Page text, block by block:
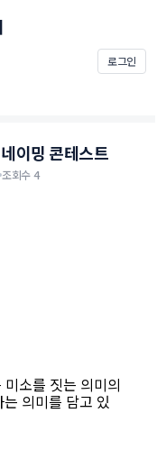
로그인
이밍 콘테스트
조회수 4
소를 짓는 의미의
의미를 담고 있